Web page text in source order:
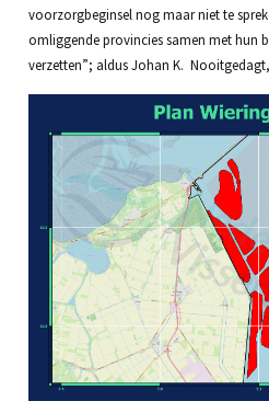
voorzorgbeginsel nog maar niet te
omliggende provincies samen met hun
verzetten”; aldus Johan K.